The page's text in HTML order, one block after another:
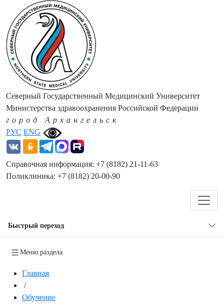
РУС ENG
Северный Государственный Медицинский Университет
Министерства здравоохранения Российской Федерации
город Архангельск
Справочная информация: +7 (8182) 21-11-63
Поликлиника: +7 (8182) 20-00-90
Быстрый переход
Меню раздела
Главная
/
Обучение